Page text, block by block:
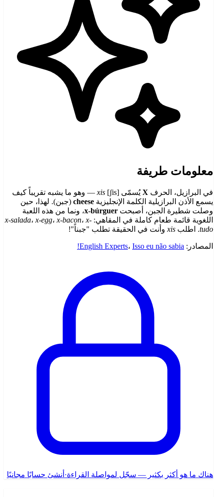
معلومات طريفة
في البرازيل، الحرف Xيُسمّى xis [ʃis] — وهو ما يشبه تقريباً كيف
يسمع الأذن البرازيلية الكلمة الإنجليزية cheese (جبن). لهذا، حين
وصلت شطيرة الجبن، أصبحت x-búrguer، ونما من هذه اللعبة
اللغوية قائمة طعام كاملة في المقاهي:
x-salada، x-egg، x-bacon، x-
tudo. اطلب xis وأنت في الحقيقة تطلب "جبناً"!
المصادر: English Experts، Isso eu não sabia!
هناك ما هو أكثر بكثير — سجّل لمواصلة القراءة· أنشئ حسابًا مجانيًا